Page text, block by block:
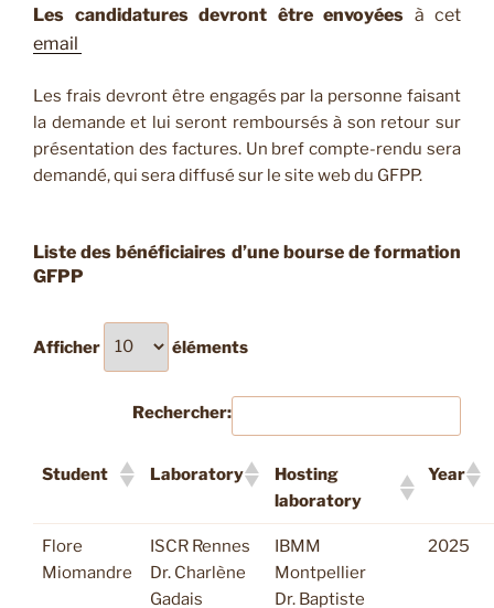
Les candidatures devront être envoyées à cet
email
Les frais devront être engagés par la personne faisant
la demande et lui seront remboursés à son retour sur
présentation des factures. Un bref compte-rendu sera
demandé, qui sera diffusé sur le site web du GFPP.
Liste des bénéficiaires d’une bourse de formation
GFPP
Afficher éléments
Rechercher:
Student Laboratory
Hosting
laboratory
Year
Flore
Miomandre
ISCR Rennes
Dr. Charlène
Gadais
IBMM
Montpellier
Dr. Baptiste
2025